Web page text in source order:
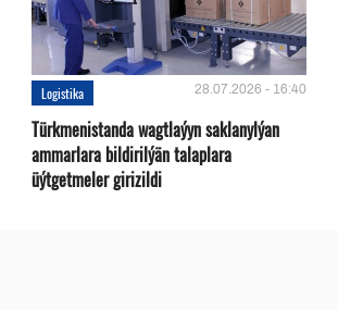
Logistika 28.07.2026 - 16:40
Türkmenistanda wagtlaýyn saklanylýan
ammarlara bildirilýän talaplara
üýtgetmeler girizildi